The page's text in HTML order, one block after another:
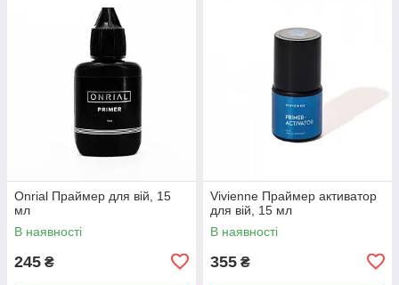
Onrial Праймер для вій, 15
мл
В наявності
245 ₴
Vivienne Праймер активатор
для вій, 15 мл
В наявності
355 ₴